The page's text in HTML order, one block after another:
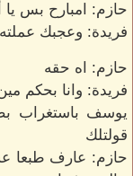
حازم: امبارح بس يا
فريدة: وعجبك
حازم: اه حقه
فريدة: وانا بحكم
يوسف باستغراب
قولتلك
حازم: عارف طبعا